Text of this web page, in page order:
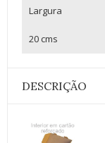
Largura
20 cms
DESCRIÇÃO